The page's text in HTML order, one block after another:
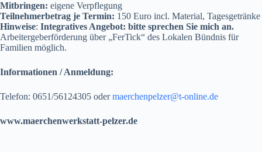
Mitbringen: eigene Verpflegung
Teilnehmerbetrag je Termin: 150 Euro incl. Material, Tagesgetränke
Hinweise: Integratives Angebot: bitte sprechen Sie mich an.
Arbeitergeberförderung über „FerTick“ des Lokalen Bündnis für
Familien möglich.
Informationen / Anmeldung:
Telefon: 0651/56124305 odermaerchenpelzer@t-online.de
www.maerchenwerkstatt-pelzer.de